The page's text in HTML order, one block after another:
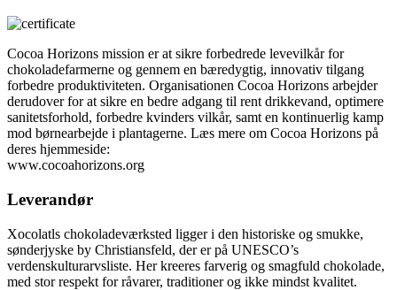
Cocoa Horizons mission er at sikre forbedrede levevilkår for
chokoladefarmerne og gennem en bæredygtig, innovativ tilgang
forbedre produktiviteten. Organisationen Cocoa Horizons arbejder
derudover for at sikre en bedre adgang til rent drikkevand, optimere
sanitetsforhold, forbedre kvinders vilkår, samt en kontinuerlig kamp
mod børnearbejde i plantagerne. Læs mere om Cocoa Horizons på
deres hjemmeside:
www.cocoahorizons.org
Leverandør
Xocolatls chokoladeværksted ligger i den historiske og smukke,
sønderjyske by Christiansfeld, der er på UNESCO’s
verdenskulturarvsliste. Her kreeres farverig og smagfuld chokolade,
med stor respekt for råvarer, traditioner og ikke mindst kvalitet.